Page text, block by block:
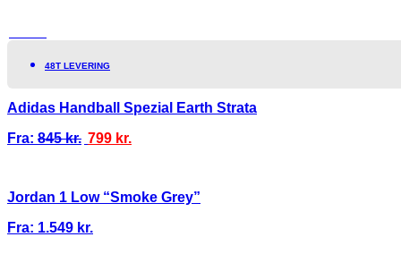
48T LEVERING
Adidas Handball Spezial Earth Strata
Fra: 845kr. 799 kr.
Jordan 1 Low “Smoke Grey”
Fra: 1.549 kr.